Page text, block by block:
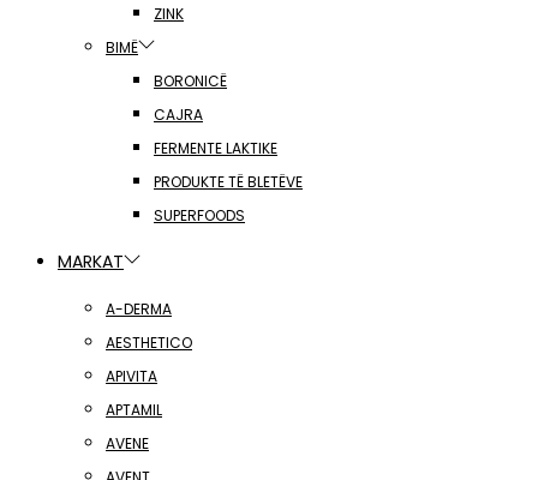
ZINK
BIMË
BORONICË
CAJRA
FERMENTE LAKTIKE
PRODUKTE TË BLETËVE
SUPERFOODS
MARKAT
A-DERMA
AESTHETICO
APIVITA
APTAMIL
AVENE